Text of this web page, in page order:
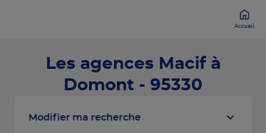
Accueil
Les agences Macif à
Domont - 95330
Modifier ma recherche